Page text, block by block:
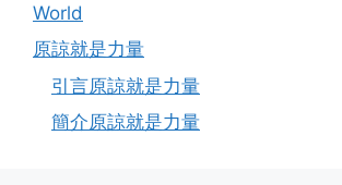
World
原諒就是力量
引言原諒就是力量
簡介原諒就是力量